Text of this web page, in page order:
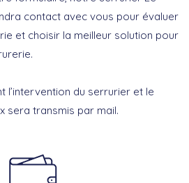
contact avec vous pour évaluer
et choisir la meilleur solution pour
l’intervention du serrurier et le
sera transmis par mail.